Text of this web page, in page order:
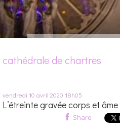
cathédrale de chartres
vendredi 10 avril 2020 18h05
L’étreinte gravée corps et
Share